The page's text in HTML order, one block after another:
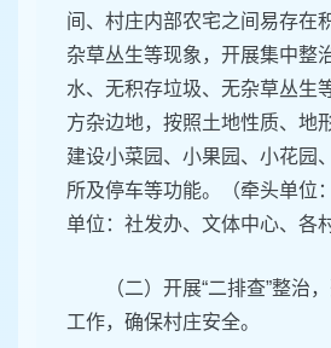
间、村庄内部农宅之间易存在
杂草丛生等现象，开展集中整
水、无积存垃圾、无杂草丛生
方杂边地，按照土地性质、地
建设小菜园、小果园、小花园
所及停车等功能。（牵头单位
单位：社发办、文体中心、各
（二）开展“二排查”整治
工作，确保村庄安全。